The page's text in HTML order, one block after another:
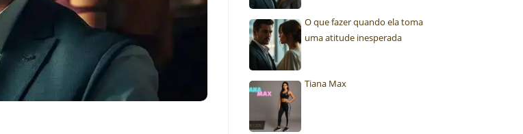
O que fazer quando ela toma
uma atitude inesperada
Tiana Max